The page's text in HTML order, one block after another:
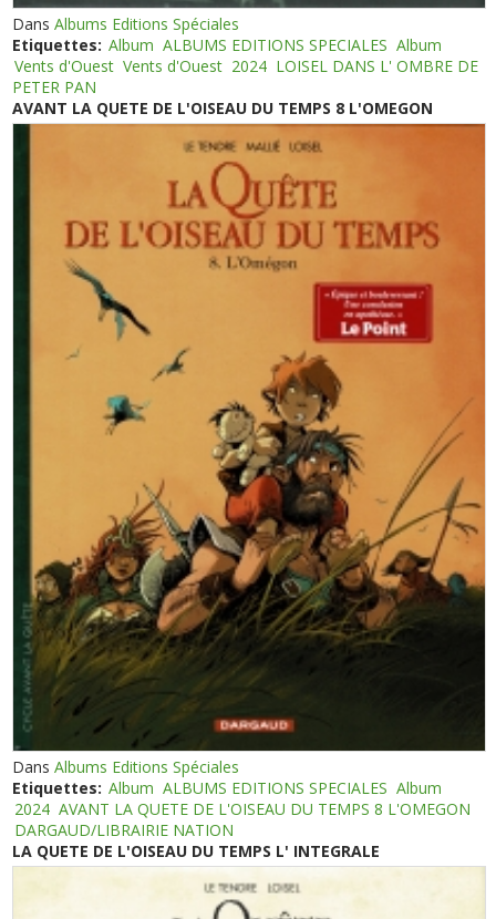
DansAlbums Editions Spéciales
Etiquettes: Album ALBUMS EDITIONS SPECIALES Album
Vents d'Ouest Vents d'Ouest 2024 LOISEL DANS L' OMBRE DE
PETER PAN
AVANT LA QUETE DE L'OISEAU DU TEMPS 8 L'OMEGON
DansAlbums Editions Spéciales
Etiquettes: Album ALBUMS EDITIONS SPECIALES Album
2024 AVANT LA QUETE DE L'OISEAU DU TEMPS 8 L'OMEGON
DARGAUD/LIBRAIRIE NATION
LA QUETE DE L'OISEAU DU TEMPS L' INTEGRALE